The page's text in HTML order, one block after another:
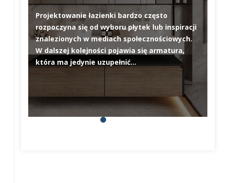
Projektowanie łazienki bardzo często
rozpoczyna się od wyboru płytek lub inspiracji
znalezionych w mediach społecznościowych.
W dalszej kolejności pojawia się armatura,
która ma jedynie uzupełnić…